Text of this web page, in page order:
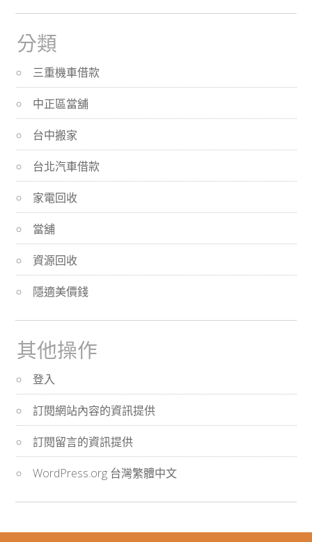
分類
三重機車借款
中正區當舖
台中搬家
台北汽車借款
家電回收
當舖
資源回收
隱適美價錢
其他操作
登入
訂閱網站內容的資訊提供
訂閱留言的資訊提供
WordPress.org 台灣繁體中文